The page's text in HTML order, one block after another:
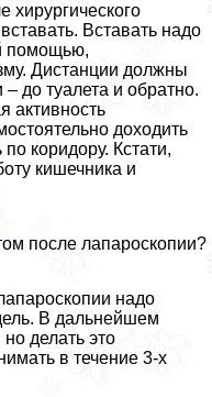
хирургического
Вставать надо
помощью,
Дистанции должны
до туалета и обратно.
активность
доходить
коридору. Кстати,
кишечника и
после лапароскопии?
надо
В дальнейшем
делать это
в течение 3-х